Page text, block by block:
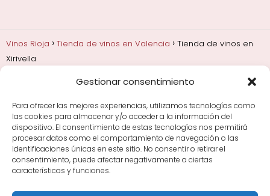
Gestionar consentimiento
Para ofrecer las mejores experiencias, utilizamos tecnologías como
las cookies para almacenar y/o acceder a la información del
dispositivo. El consentimiento de estas tecnologías nos permitirá
procesar datos como el comportamiento de navegación o las
identificaciones únicas en este sitio. No consentir o retirar el
consentimiento, puede afectar negativamente a ciertas
características y funciones.
Vinos Rioja Tienda de vinos en Valencia
Tienda de vinos en
Xirivella
Añadas, crianza y guarda
Bodegas y marcas de
Comprar vino
Rioja y guías de regalo
Cultura del vino y
curiosidades
Enoturismo en Rioja
Maridajes y vino en la mesa
Tiendas de vino por
ciudades
Tipos de Rioja y clasificación